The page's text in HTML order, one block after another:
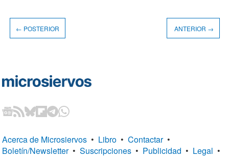
← POSTERIOR ANTERIOR →
Acerca de Microsiervos • Libro • Contactar •
Boletín/Newsletter • Suscripciones • Publicidad • Legal •